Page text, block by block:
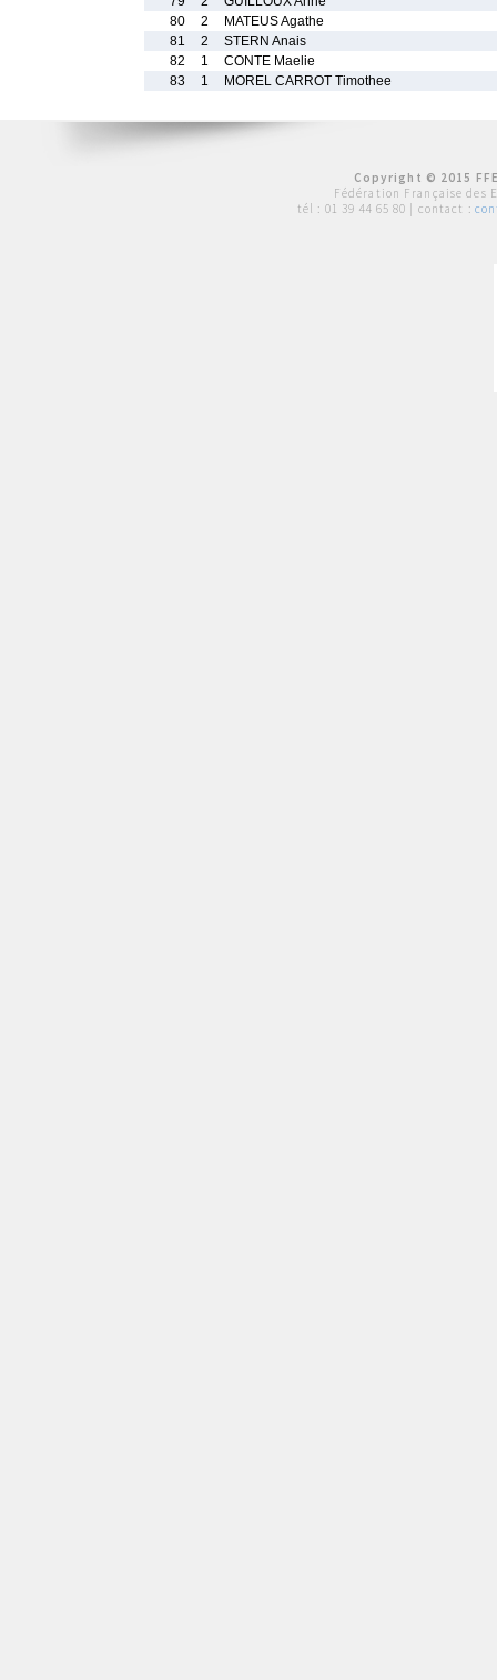
80
2
MATEUS Agathe
81
2
STERN Anais
82
1
CONTE Maelie
83
1 MOREL CARROT Timothee
Copyright © 2015
Fédération Française des
tél : 01 39 44 65 80 | contact :